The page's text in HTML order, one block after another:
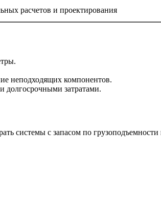
расчетов и проектирования
неподходящих компонентов.
долгосрочными затратами.
системы с запасом по